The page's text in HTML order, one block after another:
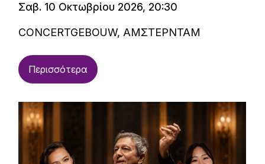
Σαβ. 10 Οκτωβρίου 2026, 20:30
CONCERTGEBOUW, ΑΜΣΤΕΡΝΤΑΜ
Περισσότερα